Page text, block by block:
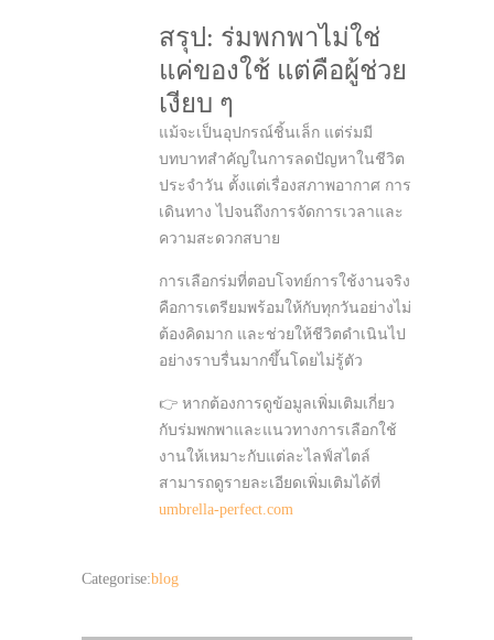
สรุป: ร่มพกพาไม่ใช่
แค่ของใช้ แต่คือผู้ช่วย
เงียบ ๆ
แม้จะเป็นอุปกรณ์ชิ้นเล็ก แต่ร่มมี
บทบาทสำคัญในการลดปัญหาในชีวิต
ประจำวัน ตั้งแต่เรื่องสภาพอากาศ การ
เดินทาง ไปจนถึงการจัดการเวลาและ
ความสะดวกสบาย
การเลือกร่มที่ตอบโจทย์การใช้งานจริง
คือการเตรียมพร้อมให้กับทุกวันอย่างไม่
ต้องคิดมาก และช่วยให้ชีวิตดำเนินไป
อย่างราบรื่นมากขึ้นโดยไม่รู้ตัว
👉 หากต้องการดูข้อมูลเพิ่มเติมเกี่ยว
กับร่มพกพาและแนวทางการเลือกใช้
งานให้เหมาะกับแต่ละไลฟ์สไตล์
สามารถดูรายละเอียดเพิ่มเติมได้ที่
umbrella-perfect.com
Categorise:blog